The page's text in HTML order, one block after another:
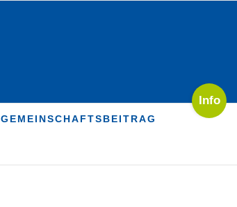
GEMEINSCHAFTSBEITRAG
Toggle
Sliding
Area